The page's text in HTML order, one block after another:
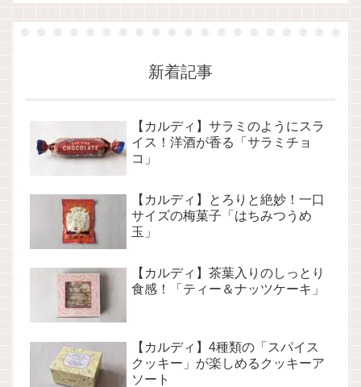
新着記事
【カルディ】サラミのようにスラ
イス！洋酒が香る「サラミチョ
コ」
【カルディ】とろりと絶妙！一口
サイズの梅菓子「はちみつうめ
玉」
【カルディ】茶葉入りのしっとり
食感！「ティー＆ナッツケーキ」
【カルディ】4種類の「スパイス
クッキー」が楽しめるクッキーア
ソート